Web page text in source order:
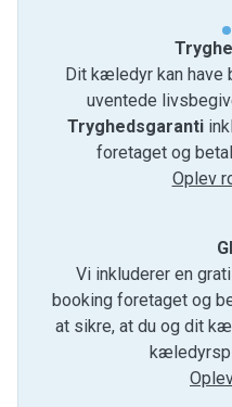
Dit kæledyr kan have
uventede
Tryghedsgaranti
foretaget og
Oplev
Vi inkluderer en
booking foretaget og
at sikre, at du og dit